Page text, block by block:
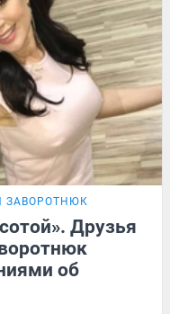
ЗАВОРОТНЮК
Друзья
об